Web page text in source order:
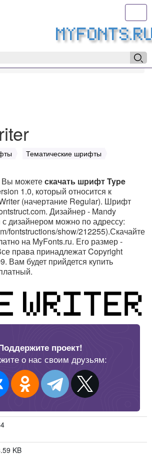
Тематические шрифты
можетескачать шрифт Type
1.0, который относится к
(начертание Regular). Шрифт
Дизайнер - Mandy
с дизайнером можно по адрессу:
fontstructions/show/212255).Скачайте
на MyFonts.ru. Его размер -
права принадлежат Copyright
Вам будет прийдется купить
проект!
о нас своим друзьям:
KB